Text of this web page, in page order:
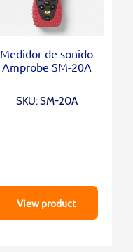
Medidor de sonido
Amprobe SM-20A
SKU: SM-20A
View product